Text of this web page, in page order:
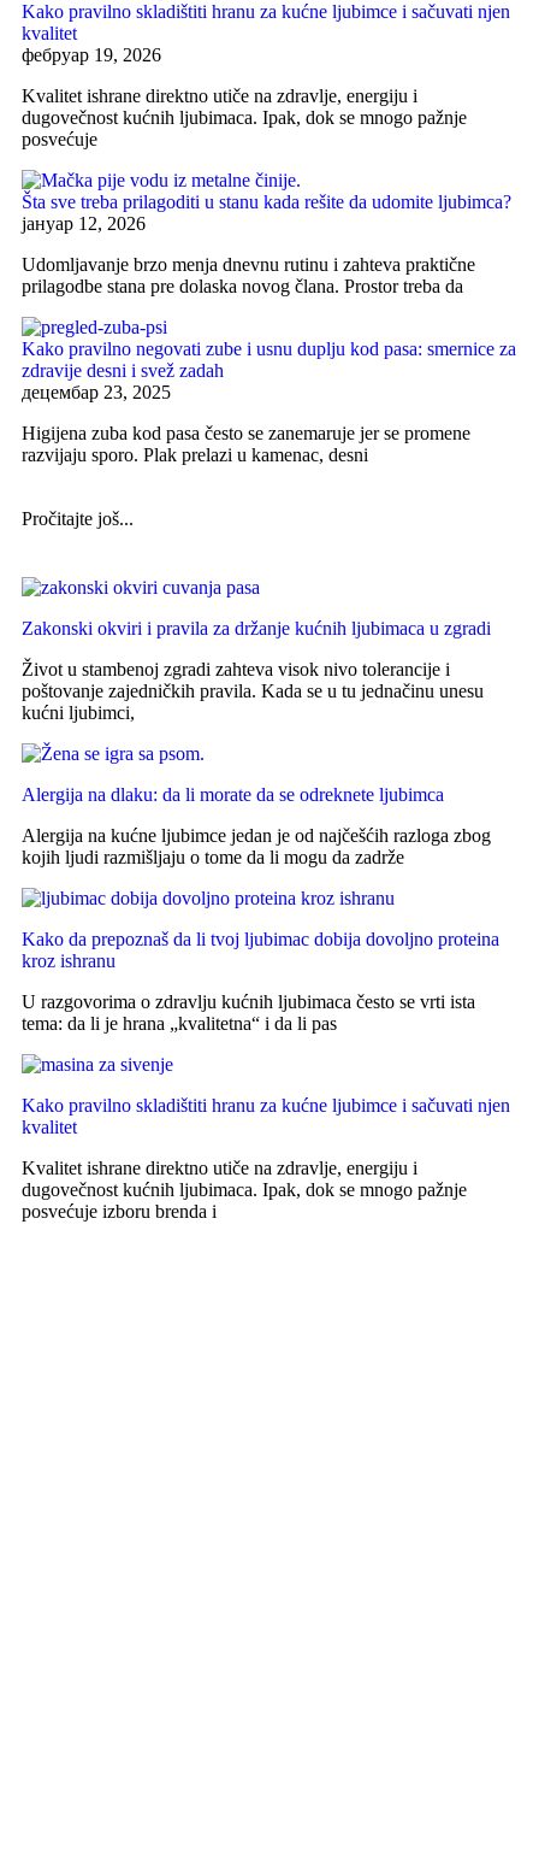
Kako pravilno skladištiti hranu za kućne ljubimce i sačuvati njen
kvalitet
фебруар 19, 2026
Kvalitet ishrane direktno utiče na zdravlje, energiju i
dugovečnost kućnih ljubimaca. Ipak, dok se mnogo pažnje
posvećuje
Šta sve treba prilagoditi u stanu kada rešite da udomite ljubimca?
јануар 12, 2026
Udomljavanje brzo menja dnevnu rutinu i zahteva praktične
prilagodbe stana pre dolaska novog člana. Prostor treba da
Kako pravilno negovati zube i usnu duplju kod pasa: smernice za
zdravije desni i svež zadah
децембар 23, 2025
Higijena zuba kod pasa često se zanemaruje jer se promene
razvijaju sporo. Plak prelazi u kamenac, desni
Pročitajte još...
Zakonski okviri i pravila za držanje kućnih ljubimaca u zgradi
Život u stambenoj zgradi zahteva visok nivo tolerancije i
poštovanje zajedničkih pravila. Kada se u tu jednačinu unesu
kućni ljubimci,
Alergija na dlaku: da li morate da se odreknete ljubimca
Alergija na kućne ljubimce jedan je od najčešćih razloga zbog
kojih ljudi razmišljaju o tome da li mogu da zadrže
Kako da prepoznaš da li tvoj ljubimac dobija dovoljno proteina
kroz ishranu
U razgovorima o zdravlju kućnih ljubimaca često se vrti ista
tema: da li je hrana „kvalitetna“ i da li pas
Kako pravilno skladištiti hranu za kućne ljubimce i sačuvati njen
kvalitet
Kvalitet ishrane direktno utiče na zdravlje, energiju i
dugovečnost kućnih ljubimaca. Ipak, dok se mnogo pažnje
posvećuje izboru brenda i